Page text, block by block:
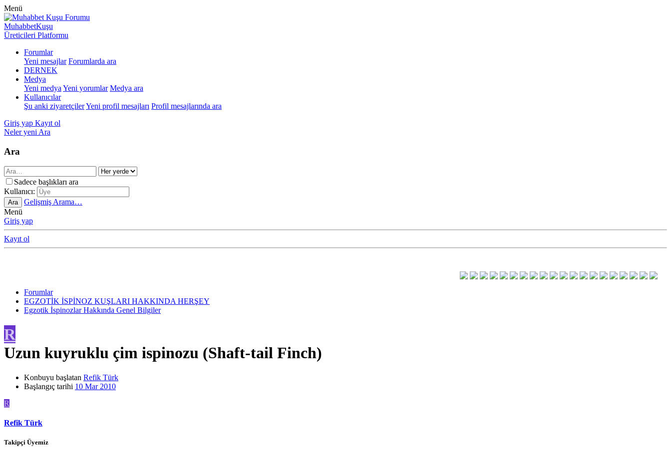
Menü
MuhabbetKuşu
Üreticileri Platformu
Forumlar
Yeni mesajlar Forumlarda ara
DERNEK
Medya
Yeni medya Yeni yorumlar Medya ara
Kullanıcılar
Şu anki ziyaretçilerYeni profil mesajları Profil mesajlarında ara
Giriş yap Kayıt ol
Neler yeni Ara
Ara
Sadece başlıkları ara
Kullanıcı:
Ara
Gelişmiş Arama…
Menü
Giriş yap
Kayıt ol
Forumlar
EGZOTİK İSPİNOZ KUŞLARI HAKKINDA HERŞEY
Egzotik İspinozlar Hakkında Genel Bilgiler
R
Uzun kuyruklu çim ispinozu (Shaft-tail Finch)
Konbuyu başlatan Refik Türk
Başlangıç tarihi 10 Mar 2010
R
Refik Türk
Takipçi Üyemiz